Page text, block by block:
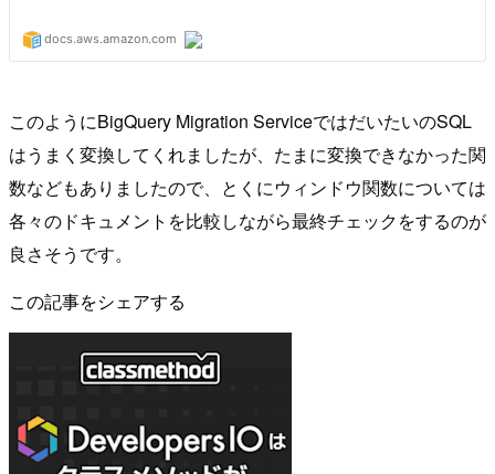
このようにBigQuery Migration ServiceではだいたいのSQL
はうまく変換してくれましたが、たまに変換できなかった関
数などもありましたので、とくにウィンドウ関数については
各々のドキュメントを比較しながら最終チェックをするのが
良さそうです。
この記事をシェアする